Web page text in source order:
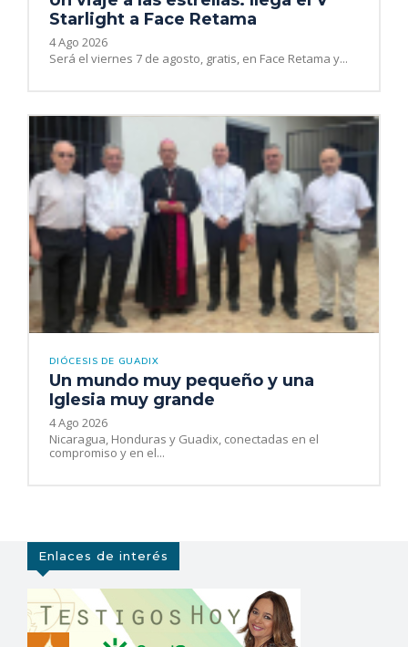
Starlight a Face Retama
4 Ago 2026
Será el viernes 7 de agosto, gratis, en Face Retama y...
DIÓCESIS DE GUADIX
Un mundo muy pequeño y una
Iglesia muy grande
4 Ago 2026
Nicaragua, Honduras y Guadix, conectadas en el
compromiso y en el...
Enlaces de interés